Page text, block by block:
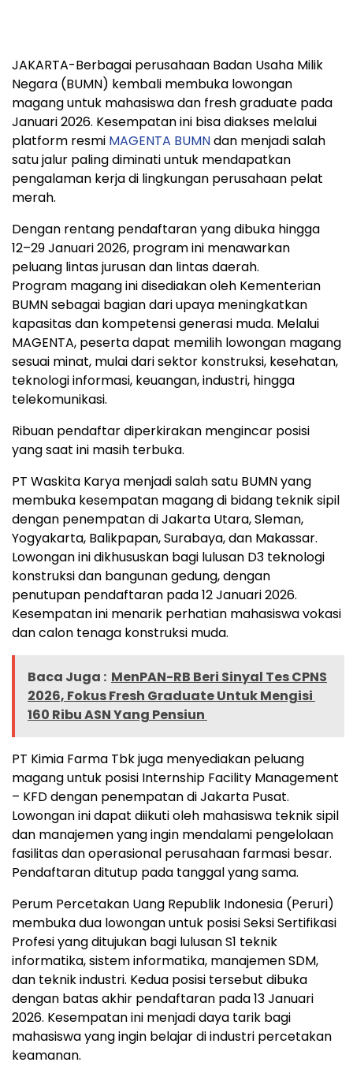
JAKARTA-Berbagai perusahaan Badan Usaha Milik
Negara (BUMN) kembali membuka lowongan
magang untuk mahasiswa dan fresh graduate pada
Januari 2026. Kesempatan ini bisa diakses melalui
platform resmi MAGENTA BUMNdan menjadi salah
satu jalur paling diminati untuk mendapatkan
pengalaman kerja di lingkungan perusahaan pelat
merah.
Dengan rentang pendaftaran yang dibuka hingga
12–29 Januari 2026, program ini menawarkan
peluang lintas jurusan dan lintas daerah.
Program magang ini disediakan oleh Kementerian
BUMN sebagai bagian dari upaya meningkatkan
kapasitas dan kompetensi generasi muda. Melalui
MAGENTA, peserta dapat memilih lowongan magang
sesuai minat, mulai dari sektor konstruksi, kesehatan,
teknologi informasi, keuangan, industri, hingga
telekomunikasi.
Ribuan pendaftar diperkirakan mengincar posisi
yang saat ini masih terbuka.
PT Waskita Karya menjadi salah satu BUMN yang
membuka kesempatan magang di bidang teknik sipil
dengan penempatan di Jakarta Utara, Sleman,
Yogyakarta, Balikpapan, Surabaya, dan Makassar.
Lowongan ini dikhususkan bagi lulusan D3 teknologi
konstruksi dan bangunan gedung, dengan
penutupan pendaftaran pada 12 Januari 2026.
Kesempatan ini menarik perhatian mahasiswa vokasi
dan calon tenaga konstruksi muda.
Baca Juga : MenPAN-RB Beri Sinyal Tes CPNS
2026, Fokus Fresh Graduate Untuk Mengisi
160 Ribu ASN Yang Pensiun
PT Kimia Farma Tbk juga menyediakan peluang
magang untuk posisi Internship Facility Management
– KFD dengan penempatan di Jakarta Pusat.
Lowongan ini dapat diikuti oleh mahasiswa teknik sipil
dan manajemen yang ingin mendalami pengelolaan
fasilitas dan operasional perusahaan farmasi besar.
Pendaftaran ditutup pada tanggal yang sama.
Perum Percetakan Uang Republik Indonesia (Peruri)
membuka dua lowongan untuk posisi Seksi Sertifikasi
Profesi yang ditujukan bagi lulusan S1 teknik
informatika, sistem informatika, manajemen SDM,
dan teknik industri. Kedua posisi tersebut dibuka
dengan batas akhir pendaftaran pada 13 Januari
2026. Kesempatan ini menjadi daya tarik bagi
mahasiswa yang ingin belajar di industri percetakan
keamanan.